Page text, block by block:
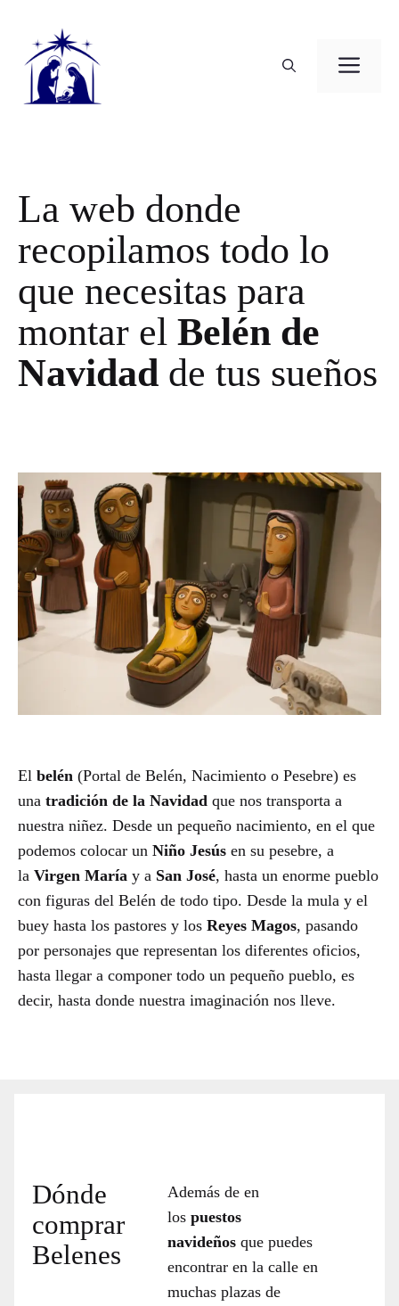
contenido
La web donde
recopilamos todo lo
que necesitas para
montar el Belén de
Navidad de tus sueños
El belén (Portal de Belén, Nacimiento o Pesebre) es
una tradición de la Navidad que nos transporta a
nuestra niñez. Desde un pequeño nacimiento, en el que
podemos colocar un Niño Jesús en su pesebre, a
la Virgen María y a San José, hasta un enorme pueblo
con figuras del Belén de todo tipo. Desde la mula y el
buey hasta los pastores y los Reyes Magos, pasando
por personajes que representan los diferentes oficios,
hasta llegar a componer todo un pequeño pueblo, es
decir, hasta donde nuestra imaginación nos lleve.
Dónde
comprar
Belenes
Además de en
los puestos
navideños que puedes
encontrar en la calle en
muchas plazas de